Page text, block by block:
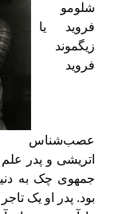
شلومو
فروید یا
زیگموند
فروید
عصب‌شناس
بود. پدر او یک